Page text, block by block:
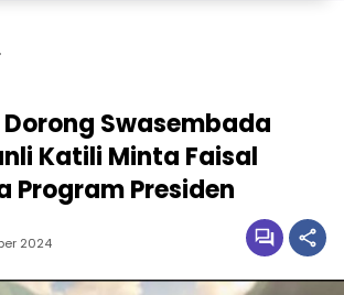
Dorong Swasembada
Katili Minta Faisal
Program Presiden
2024